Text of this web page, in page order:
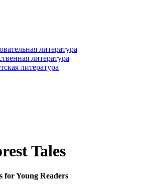
литература
литература
литература
Tales
for Young Readers